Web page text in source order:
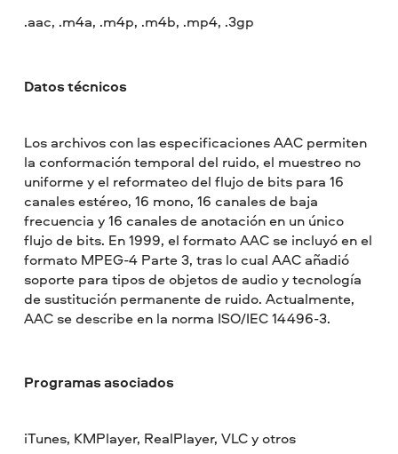
.aac, .m4a, .m4p, .m4b, .mp4, .3gp
Datos técnicos
Los archivos con las especificaciones AAC permiten
la conformación temporal del ruido, el muestreo no
uniforme y el reformateo del flujo de bits para 16
canales estéreo, 16 mono, 16 canales de baja
frecuencia y 16 canales de anotación en un único
flujo de bits. En 1999, el formato AAC se incluyó en el
formato MPEG-4 Parte 3, tras lo cual AAC añadió
soporte para tipos de objetos de audio y tecnología
de sustitución permanente de ruido. Actualmente,
AAC se describe en la norma ISO/IEC 14496-3.
Programas asociados
iTunes, KMPlayer, RealPlayer, VLC y otros